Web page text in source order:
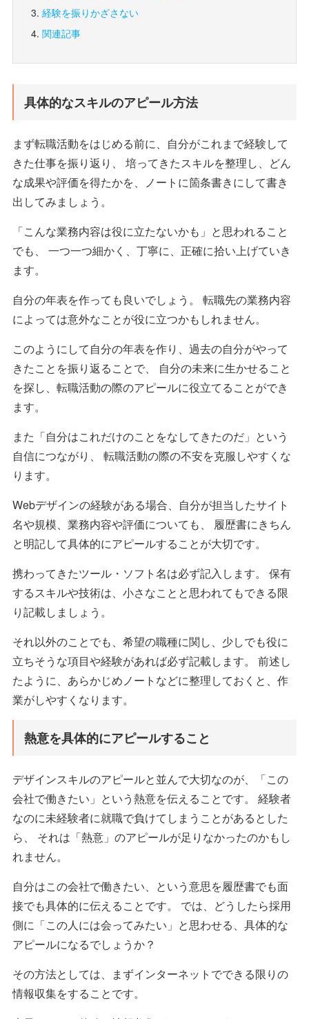
経験を振りかざさない
関連記事
具体的なスキルのアピール方法
まず転職活動をはじめる前に、自分がこれまで経験して
きた仕事を振り返り、 培ってきたスキルを整理し、どん
な成果や評価を得たかを、ノートに箇条書きにして書き
出してみましょう。
「こんな業務内容は役に立たないかも」と思われること
でも、 一つ一つ細かく、丁寧に、正確に拾い上げていき
ます。
自分の年表を作っても良いでしょう。 転職先の業務内容
によっては意外なことが役に立つかもしれません。
このようにして自分の年表を作り、過去の自分がやって
きたことを振り返ることで、 自分の未来に生かせること
を探し、転職活動の際のアピールに役立てることができ
ます。
また「自分はこれだけのことをなしてきたのだ」という
自信につながり、 転職活動の際の不安を克服しやすくな
ります。
Webデザインの経験がある場合、自分が担当したサイト
名や規模、業務内容や評価についても、 履歴書にきちん
と明記して具体的にアピールすることが大切です。
携わってきたツール・ソフト名は必ず記入します。 保有
するスキルや技術は、小さなことと思われてもできる限
り記載しましょう。
それ以外のことでも、希望の職種に関し、少しでも役に
立ちそうな項目や経験があれば必ず記載します。 前述し
たように、あらかじめノートなどに整理しておくと、作
業がしやすくなります。
熱意を具体的にアピールすること
デザインスキルのアピールと並んで大切なのが、「この
会社で働きたい」という熱意を伝えることです。 経験者
なのに未経験者に就職で負けてしまうことがあるとした
ら、 それは「熱意」のアピールが足りなかったのかもし
れません。
自分はこの会社で働きたい、という意思を履歴書でも面
接でも具体的に伝えることです。 では、どうしたら採用
側に「この人には会ってみたい」と思わせる、具体的な
アピールになるでしょうか？
その方法としては、まずインターネットでできる限りの
情報収集をすることです。